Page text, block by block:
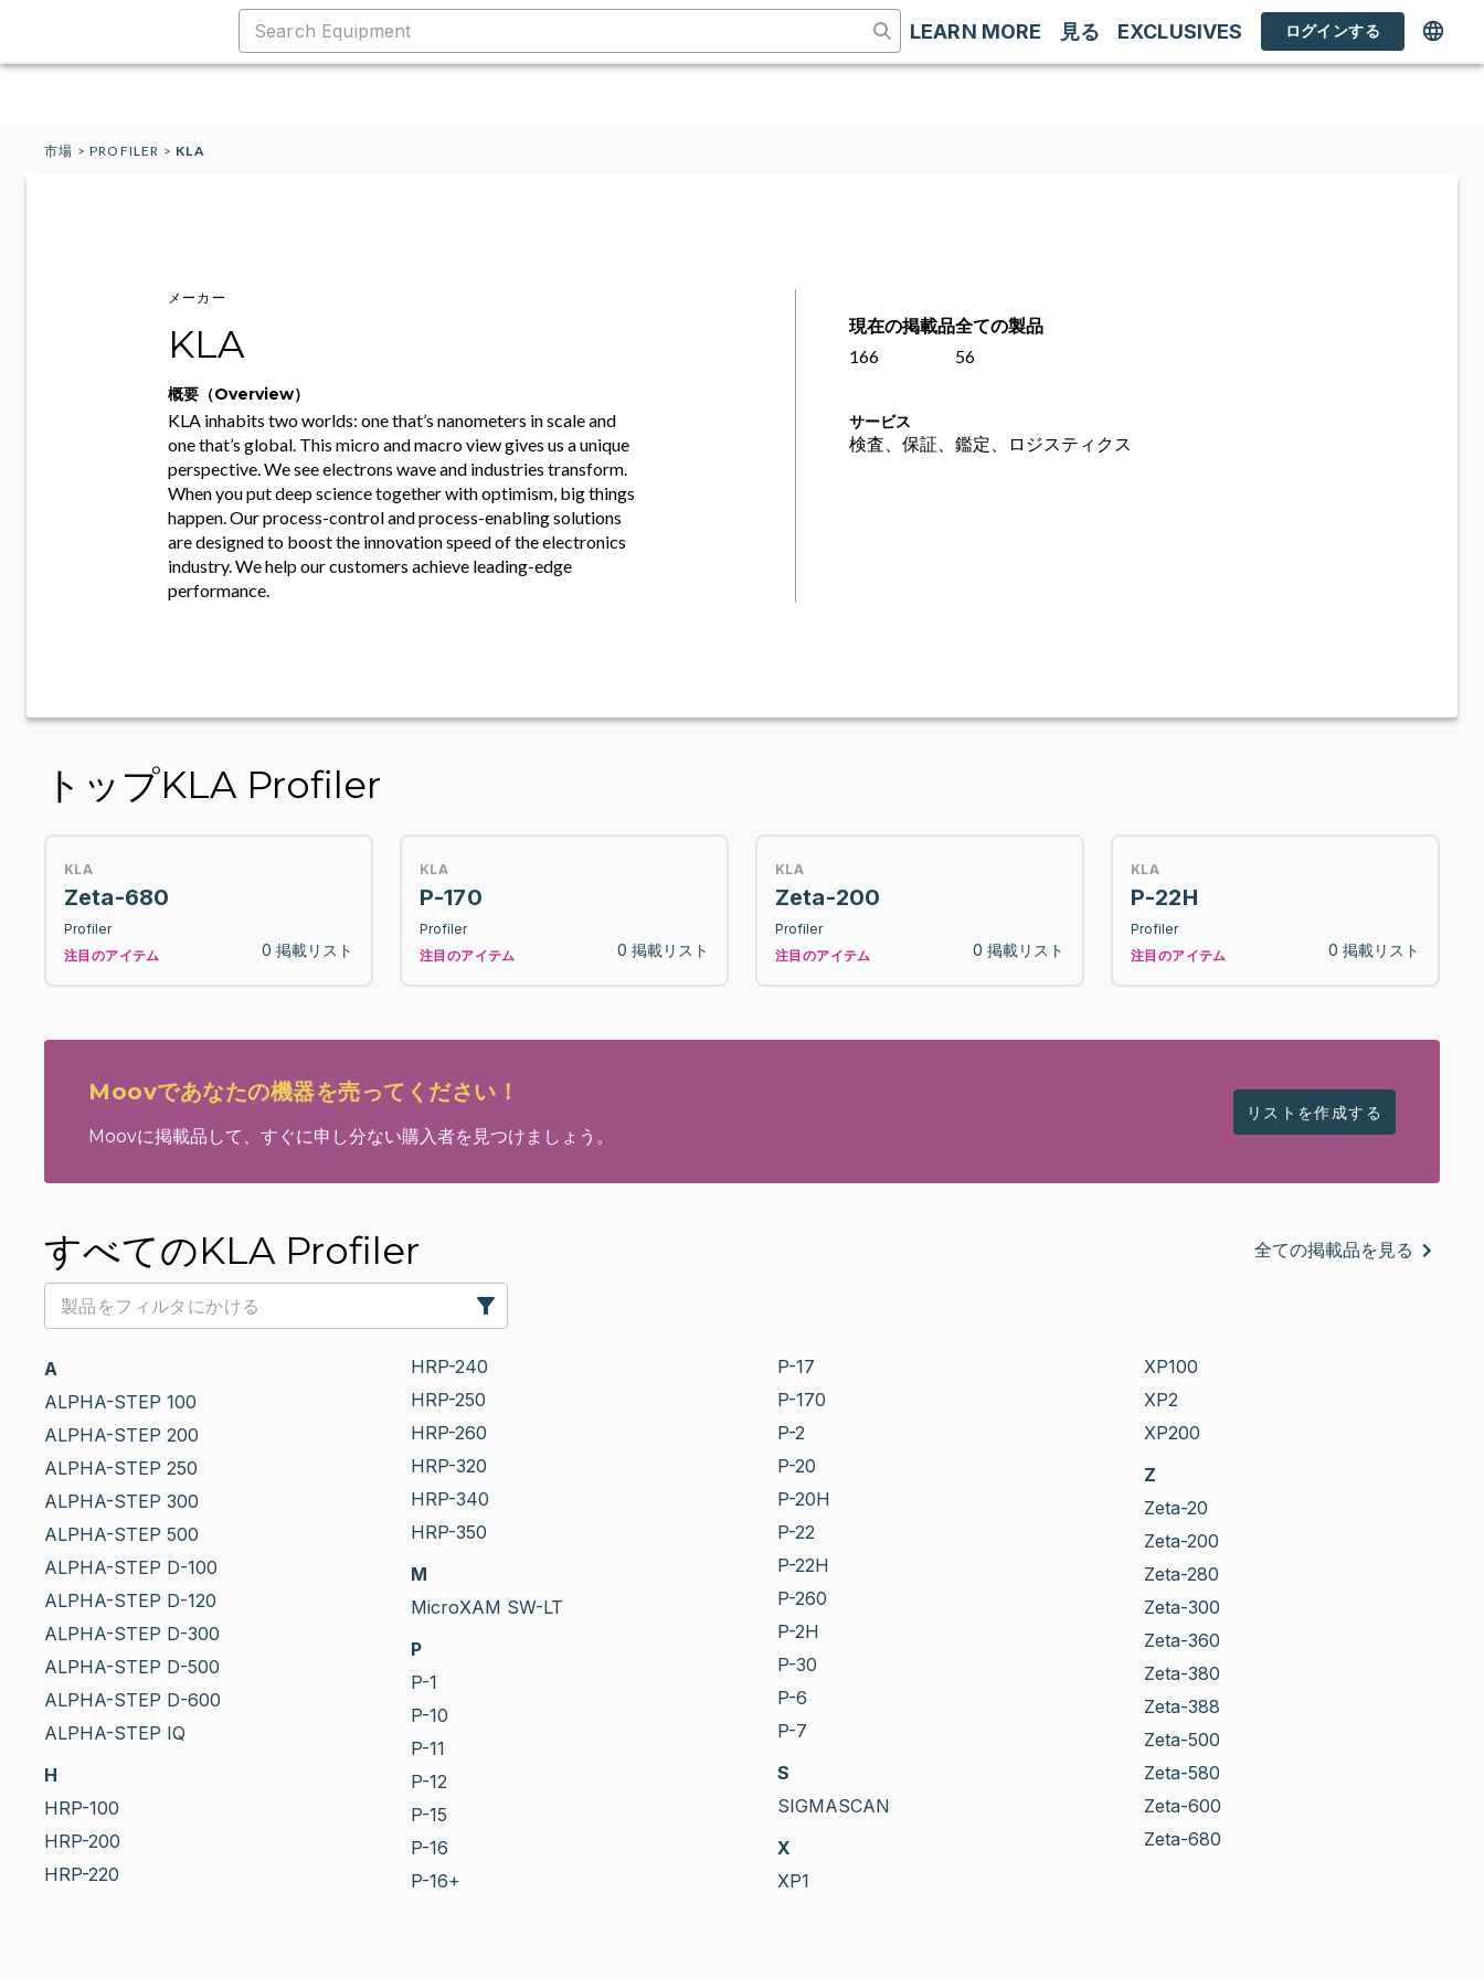
LEARN MORE 見る EXCLUSIVES ログインする
市場 >PROFILER > KLA
メーカー
KLA
概要（Overview）
KLA inhabits two worlds: one that’s nanometers in scale and
one that’s global. This micro and macro view gives us a unique
perspective. We see electrons wave and industries transform.
When you put deep science together with optimism, big things
happen. Our process-control and process-enabling solutions
are designed to boost the innovation speed of the electronics
industry. We help our customers achieve leading-edge
performance.
現在の掲載品
166
全ての製品
56
サービス
検査、保証、鑑定、ロジスティクス
トップKLA Profiler
KLA
Zeta-680
Profiler
注目のアイテム
0 掲載リスト
KLA
P-170
Profiler
注目のアイテム
0 掲載リスト
KLA
Zeta-200
Profiler
注目のアイテム
0 掲載リスト
KLA
P-22H
Profiler
注目のアイテム
0 掲載リスト
Moovであなたの機器を売ってください！
Moovに掲載品して、すぐに申し分ない購入者を見つけましょう。
リストを作成する
すべてのKLA Profiler 全ての掲載品を見る
A
ALPHA-STEP 100
ALPHA-STEP 200
ALPHA-STEP 250
ALPHA-STEP 300
ALPHA-STEP 500
ALPHA-STEP D-100
ALPHA-STEP D-120
ALPHA-STEP D-300
ALPHA-STEP D-500
ALPHA-STEP D-600
ALPHA-STEP IQ
H
HRP-100
HRP-200
HRP-220
HRP-240
HRP-250
HRP-260
HRP-320
HRP-340
HRP-350
M
MicroXAM SW-LT
P
P-1
P-10
P-11
P-12
P-15
P-16
P-16+
P-17
P-170
P-2
P-20
P-20H
P-22
P-22H
P-260
P-2H
P-30
P-6
P-7
S
SIGMASCAN
X
XP1
XP100
XP2
XP200
Z
Zeta-20
Zeta-200
Zeta-280
Zeta-300
Zeta-360
Zeta-380
Zeta-388
Zeta-500
Zeta-580
Zeta-600
Zeta-680